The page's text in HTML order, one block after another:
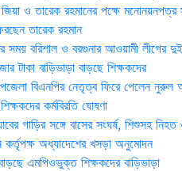
ও তারেক রহমানের পক্ষে মনোনয়নপত্র
তারেক রহমান
সময় ব‌রিশাল ও বরগুনার আওয়ামী লীগের
টাকা বাড়িভাড়া বাড়ছে শিক্ষকদের
বিএনপির নেতৃত্ব ফিরে পেলেন নুরুল
কর্মবিরতি ঘোষণা
গাড়ির সঙ্গে বাসের সংঘর্ষ, শিশুসহ নিহত
কর্তৃপক্ষ অধ্যাদেশের খসড়া অনুমোদন
এমপিওভুক্ত শিক্ষকদের বাড়িভাড়া